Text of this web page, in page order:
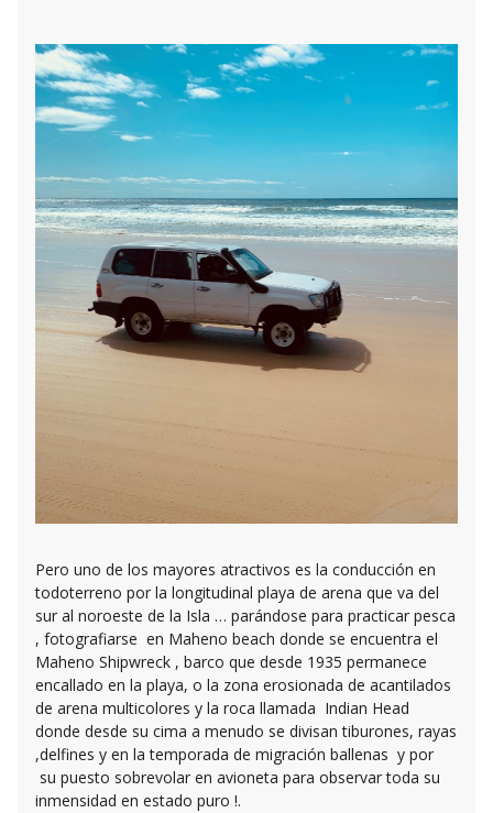
Pero uno de los mayores atractivos es la conducción en
todoterreno por la longitudinal playa de arena que va del
sur al noroeste de la Isla … parándose para practicar pesca
, fotografiarse en Maheno beach donde se encuentra el
Maheno Shipwreck , barco que desde 1935 permanece
encallado en la playa, o la zona erosionada de acantilados
de arena multicolores y la roca llamada Indian Head
donde desde su cima a menudo se divisan tiburones, rayas
,delfines y en la temporada de migración ballenas y por
su puesto sobrevolar en avioneta para observar toda su
inmensidad en estado puro !.